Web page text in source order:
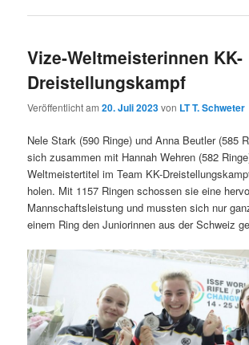
Vize-Weltmeisterinnen KK-
Dreistellungskampf
Veröffentlicht am20. Juli 2023von LT T. Schweter
Nele Stark (590 Ringe) und Anna Beutler (585
sich zusammen mit Hannah Wehren (582
Weltmeistertitel im Team KK-
holen. Mit 1157 Ringen schossen sie eine
Mannschaftsleistung und mussten sich nur
einem Ring den Juniorinnen aus der Schweiz